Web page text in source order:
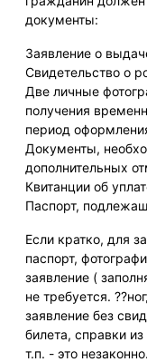
документы:
Заявление о
Свидетельство о
Две личные
получения
период
Документы,
дополнительных
Квитанции об
Паспорт,
Если кратко, для
паспорт,
заявление (
не требуется.
заявление без
билета, справки
т.п. - это